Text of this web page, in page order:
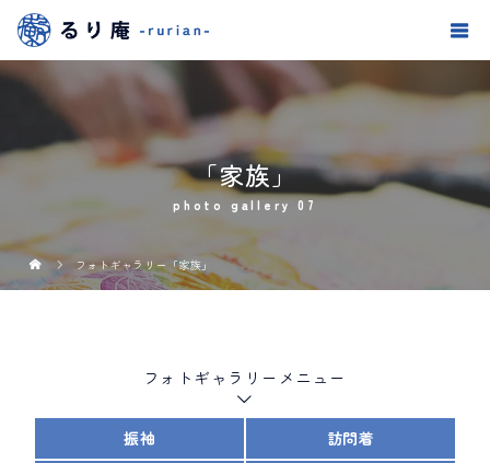
「家族」
photo gallery 07
フォトギャラリー「家族」
フォトギャラリーメニュー
振袖
訪問着